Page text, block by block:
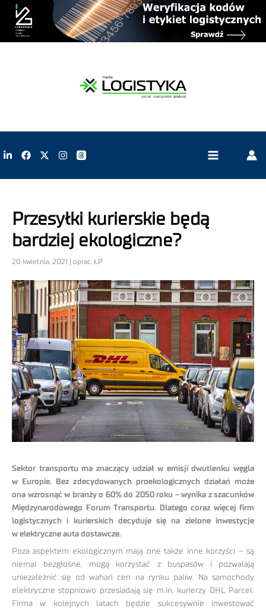
Przesyłki kurierskie będą
bardziej ekologiczne?
20 kwietnia, 2021 | oprac. ŁP
Sektor transportu ma znaczący udział w emisji dwutlenku węgla
w Europie. Bez zdecydowanych proekologicznych działań może
ona wzrosnąć w branży o 60% do 2050 roku – wynika z szacunków
Międzynarodowego Forum Transportu. Dlatego coraz więcej firm
logistycznych i kurierskich decyduje się na zielone inwestycje
w elektryczne auta dostawcze.
Poza aspektem ekologicznym mają one także inne korzyści – są
niemal bezgłośne, mogą korzystać z buspasów i pozwalają
uniezależnić się od wahań cen na rynku paliw. Na samochody
elektryczne stopniowo przesiadają się m.in. kurierzy DHL Parcel.
Firma w kolejnych latach będzie sukcesywnie inwestować